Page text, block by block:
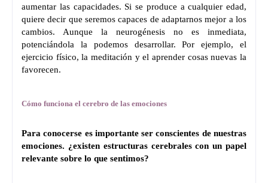
aumentar las capacidades. Si se produce a cualquier edad,
quiere decir que seremos capaces de adaptarnos mejor a los
cambios. Aunque la neurogénesis no es inmediata,
potenciándola la podemos desarrollar. Por ejemplo, el
ejercicio físico, la meditación y el aprender cosas nuevas la
favorecen.
Cómo funciona el cerebro de las emociones
Para conocerse es importante ser conscientes de nuestras
emociones. ¿existen estructuras cerebrales con un papel
relevante sobre lo que sentimos?